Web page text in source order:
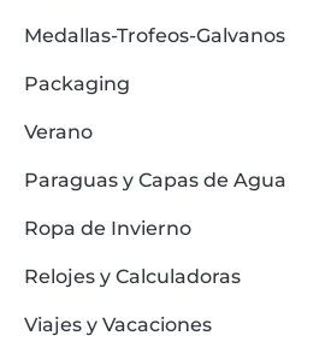
Medallas-Trofeos-Galvanos
Packaging
Verano
Paraguas y Capas de Agua
Ropa de Invierno
Relojes y Calculadoras
Viajes y Vacaciones